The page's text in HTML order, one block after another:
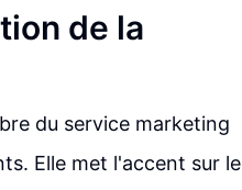
de la
du service marketing
Elle met l'accent sur le